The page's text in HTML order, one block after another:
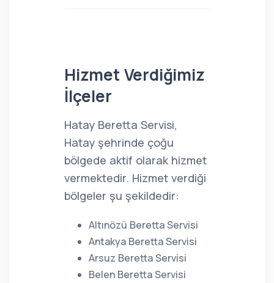
Hizmet Verdiğimiz
İlçeler
Hatay Beretta Servisi,
Hatay şehrinde çoğu
bölgede aktif olarak hizmet
vermektedir. Hizmet verdiği
bölgeler şu şekildedir:
Altınözü Beretta Servisi
Antakya Beretta Servisi
Arsuz Beretta Servisi
Belen Beretta Servisi